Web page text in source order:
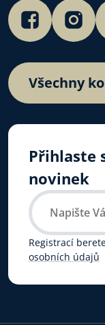
Všechny
Přihlaste
novinek
Registrací
osobních údajů